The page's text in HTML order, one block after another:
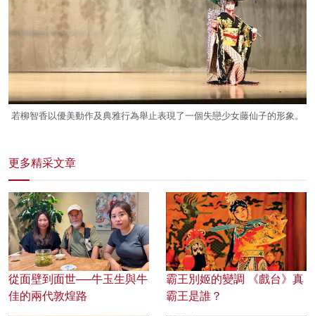
若柳智香以優美動作及典雅行為舉止表現了一個失戀少女藤仙子的形象。
更多精采文章
從面壁到面世──牛玉生與牛
佳的兩代敦煌路
霸王別姬的變調 《戲台》真
霸王是誰？